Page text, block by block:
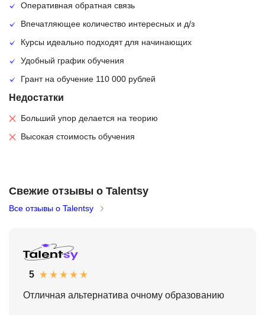
Оперативная обратная связь
Впечатляющее количество интересных и д/з
Курсы идеально подходят для начинающих
Удобный график обучения
Грант на обучение 110 000 рублей
Недостатки
Больший упор делается на теорию
Высокая стоимость обучения
Свежие отзывы о Talentsy
Все отзывы о Talentsy
5
Отличная альтернатива очному образованию